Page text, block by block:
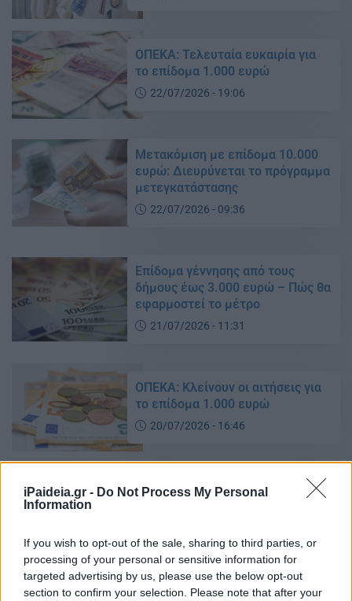
iPaideia.gr - Do Not Process My Personal
Information
If you wish to opt-out of the sale, sharing to third parties, or
processing of your personal or sensitive information for
targeted advertising by us, please use the below opt-out
section to confirm your selection. Please note that after your
ΟΠΕΚΑ: Τελευταία ευκαιρία για
το επίδομα 1.000 ευρώ
22/07/2026 - 19:06
Μετακόμιση με επίδομα 10.000
ευρώ: Διευρύνεται το πρόγραμμα
μετεγκατάστασης
22/07/2026 - 09:36
Επίδομα γέννησης από τους
δήμους έως 3.000 ευρώ – Πώς θα
εφαρμοστεί το μέτρο
21/07/2026 - 11:31
ΟΠΕΚΑ: Κλείνουν οι αιτήσεις για
το επίδομα 1.000 ευρώ
20/07/2026 - 16:46
Φοιτητικό στεγαστικό επίδομα
ύψους έως και 2.500 ευρώ: Ποιοι
και μέχρι πότε
20/07/2026 - 15:30